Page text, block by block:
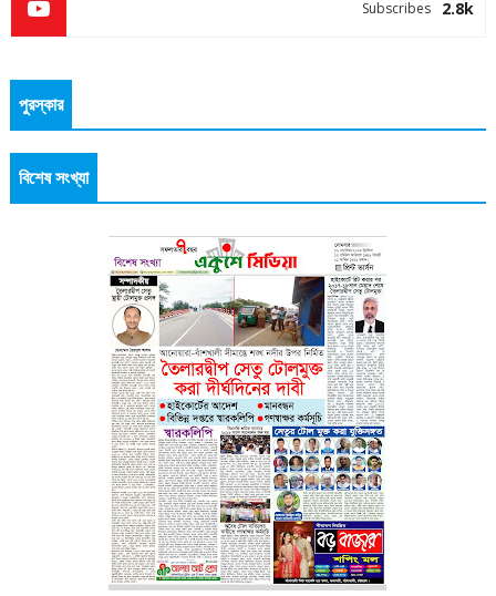
2.8k
Subscribes
পুরস্কার
বিশেষ সংখ্যা